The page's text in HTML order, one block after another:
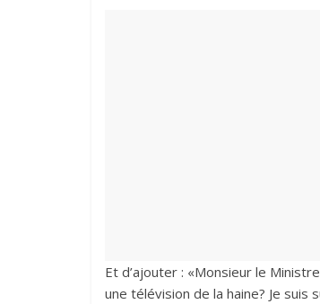
Et d’ajouter : ‎«Monsieur le
une télévision de la haine? Je